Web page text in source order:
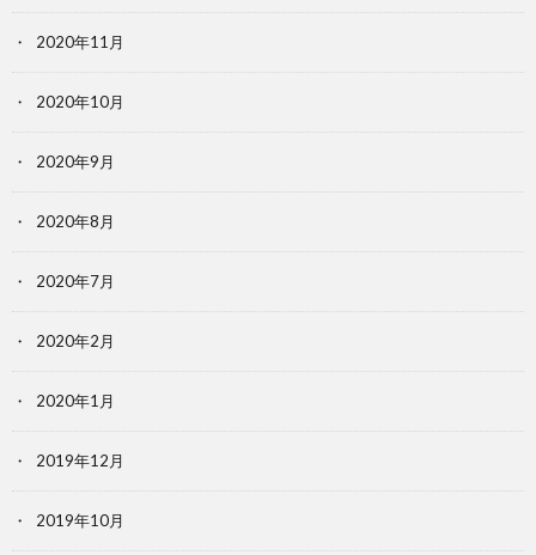
2020年11月
2020年10月
2020年9月
2020年8月
2020年7月
2020年2月
2020年1月
2019年12月
2019年10月